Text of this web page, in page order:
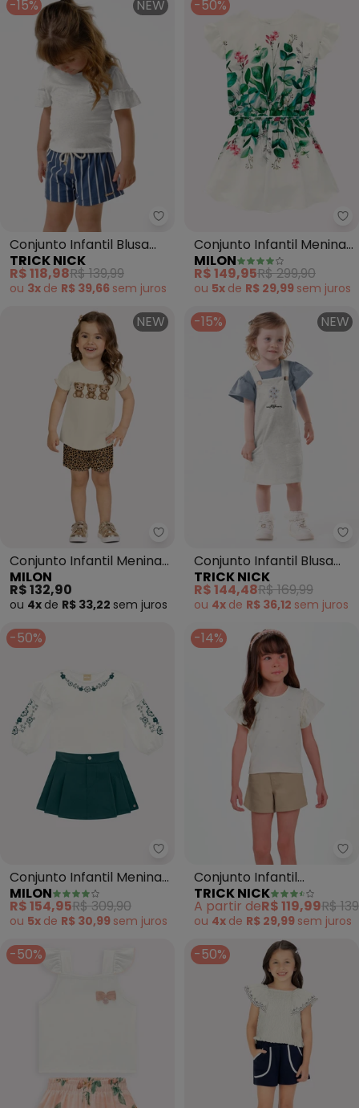
-15% NEW
Trick Nick - Conjunto Infantil
Conjunto Infantil Blusa
com Shorts (Bege)
TRICK NICK
R$ 118,98R$ 139,99
ou 3x de R$ 39,66 sem juros
-50%
Conjunto Infantil Menina
Folhas (Off White)
MILON
R$ 149,95R$ 299,90
ou 5x de R$ 29,99 sem juros
NEW
Milon - Conjunto Infantil
Conjunto Infantil Menina
Ursinhos (Bege)
MILON
R$ 132,90
ou 4x de R$ 33,22 sem juros
-15% NEW
Conjunto Infantil Blusa
com Salopete (Bege)
TRICK NICK
R$ 144,48R$ 169,99
ou 4x de R$ 36,12 sem juros
-50%
Milon - Conjunto Infantil
Conjunto Infantil Menina
Flores (Off White)
MILON
R$ 154,95R$ 309,90
ou 5x de R$ 30,99 sem juros
-14%
Conjunto Infantil
Camiseta com Shorts
(Bege)
TRICK NICK
A partir deR$ 119,99R$
ou 4x de R$ 29,99 sem juros
-50% -50%